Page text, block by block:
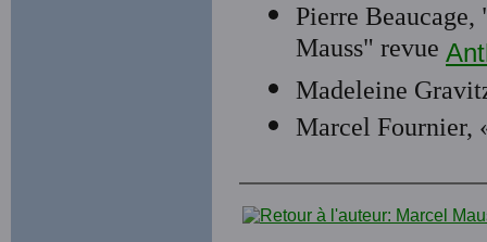
Pierre Beaucage,
Mauss" revue
Madeleine
Marcel Fournier,